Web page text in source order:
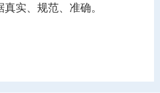
实、规范、准确。